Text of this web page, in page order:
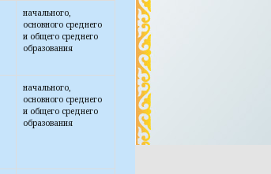
начального,
основного среднего
и общего среднего
образования
начального,
основного среднего
и общего среднего
образования